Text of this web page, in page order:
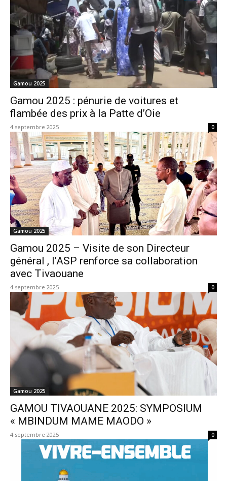
Gamou 2025
Gamou 2025 : pénurie de voitures et
flambée des prix à la Patte d’Oie
4 septembre 2025 0
Gamou 2025
Gamou 2025 – Visite de son Directeur
général , l’ASP renforce sa collaboration
avec Tivaouane
4 septembre 2025 0
Gamou 2025
GAMOU TIVAOUANE 2025: SYMPOSIUM
« MBINDUM MAME MAODO »
4 septembre 2025 0